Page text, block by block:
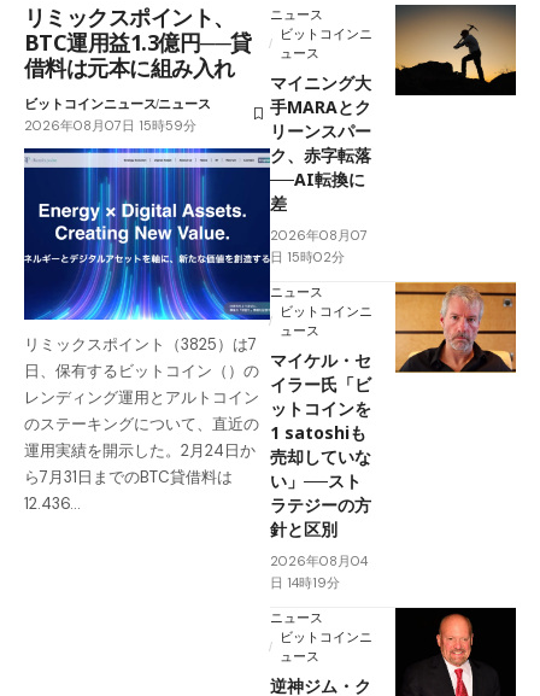
リミックスポイント、
BTC運用益1.3億円──貸
借料は元本に組み入れ
ビットコインニュースニュース
2026年08月07日 15時59分
リミックスポイント（3825）は7
日、保有するビットコイン（）の
レンディング運用とアルトコイン
のステーキングについて、直近の
運用実績を開示した。2月24日か
ら7月31日までのBTC貸借料は
12.436…
ニュース
ビットコインニ
ュース
マイニング大
手MARAとク
リーンスパー
ク、赤字転落
──AI転換に
差
2026年08月07
日 15時02分
ニュース
ビットコインニ
ュース
マイケル・セ
イラー氏「ビ
ットコインを
1 satoshiも
売却していな
い」──スト
ラテジーの方
針と区別
2026年08月04
日 14時19分
ニュース
ビットコインニ
ュース
逆神ジム・ク